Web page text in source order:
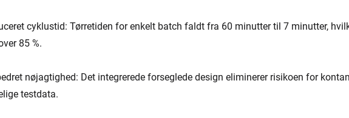
cyklustid: Tørretiden for enkelt batch faldt fra 60 minutter til 7 minutter,
85 %.
nøjagtighed: Det integrerede forseglede design eliminerer risikoen for
testdata.